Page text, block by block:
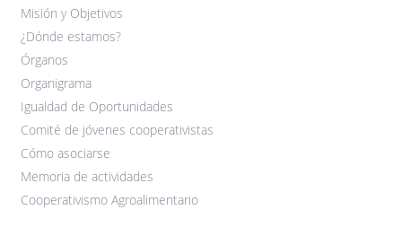
Misión y Objetivos
¿Dónde estamos?
Órganos
Organigrama
Igualdad de Oportunidades
Comité de jóvenes cooperativistas
Cómo asociarse
Memoria de actividades
Cooperativismo Agroalimentario